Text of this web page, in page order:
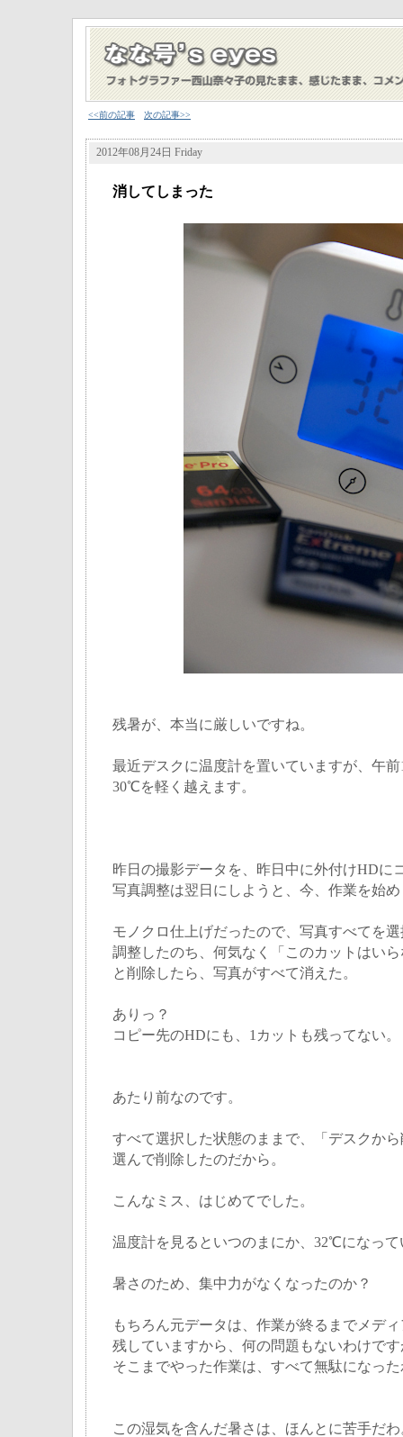
<<前の記事 次の記事>>
2012年08月24日 Friday
消してしまった
残暑が、本当に厳しいですね。
最近デスクに温度計を置いていますが、午
30℃を軽く越えます。
昨日の撮影データを、昨日中に外付けHDに
写真調整は翌日にしようと、今、作業を始
モノクロ仕上げだったので、写真すべてを
調整したのち、何気なく「このカットはい
と削除したら、写真がすべて消えた。
ありっ？
コピー先のHDにも、1カットも残ってない。
あたり前なのです。
すべて選択した状態のままで、「デスクか
選んで削除したのだから。
こんなミス、はじめてでした。
温度計を見るといつのまにか、32℃になって
暑さのため、集中力がなくなったのか？
もちろん元データは、作業が終るまでメデ
残していますから、何の問題もないわけです
そこまでやった作業は、すべて無駄になっ
この湿気を含んだ暑さは、ほんとに苦手だ